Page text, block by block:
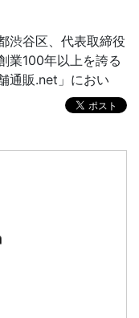
渋谷区、代表取締役
業100年以上を誇る
通販.net」におい